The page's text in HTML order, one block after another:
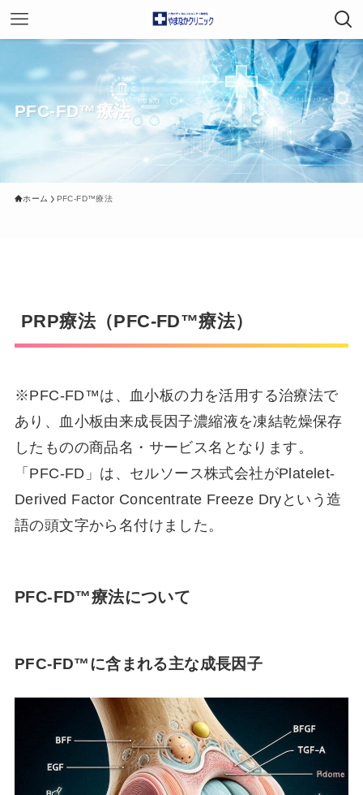
PFC-FD™療法
ホーム PFC-FD™療法
PRP療法（PFC-FD™療法）
※PFC-FD™は、血小板の力を活用する治療法で
あり、血小板由来成長因子濃縮液を凍結乾燥保存
したものの商品名・サービス名となります。
「PFC-FD」は、セルソース株式会社がPlatelet-
Derived Factor Concentrate Freeze Dryという造
語の頭文字から名付けました。
PFC-FD™療法について
PFC-FD™に含まれる主な成長因子